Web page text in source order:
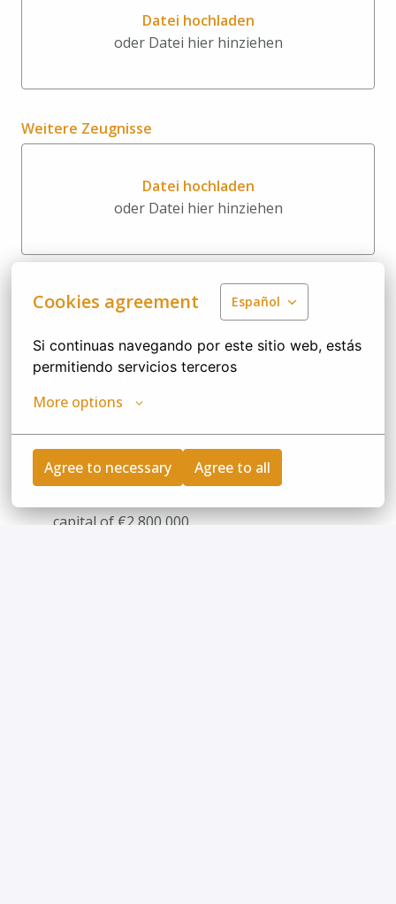
Cookies agreement Español
Si continuas navegando por este sitio web, estás
permitiendo servicios terceros
More options
Agree to necessary Agree to all
Datei hochladen
oder Datei hier hinziehen
Weitere Zeugnisse
Datei hochladen
oder Datei hier hinziehen
Rechtliche Vereinbarungen
HOLDHAM Joint-Stock Company
capital of €2,800,000